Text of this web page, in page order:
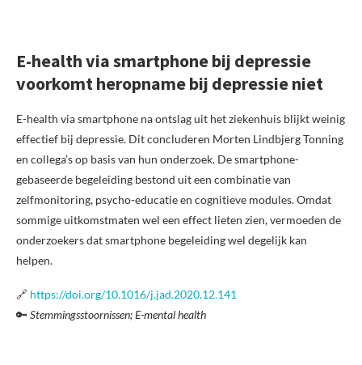
E-health via smartphone bij depressie
voorkomt heropname bij depressie niet
E-health via smartphone na ontslag uit het ziekenhuis blijkt weinig
effectief bij depressie. Dit concluderen Morten Lindbjerg Tonning
en collega’s op basis van hun onderzoek. De smartphone-
gebaseerde begeleiding bestond uit een combinatie van
zelfmonitoring, psycho-educatie en cognitieve modules. Omdat
sommige uitkomstmaten wel een effect lieten zien, vermoeden de
onderzoekers dat smartphone begeleiding wel degelijk kan
helpen.
🔗 https://doi.org/10.1016/j.jad.2020.12.141
🔑Stemmingsstoornissen; E-mental health